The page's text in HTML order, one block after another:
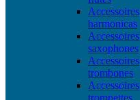
Accessoires
harmonicas
Accessoires
saxophones
Accessoires
trombones
Accessoires
trompettes